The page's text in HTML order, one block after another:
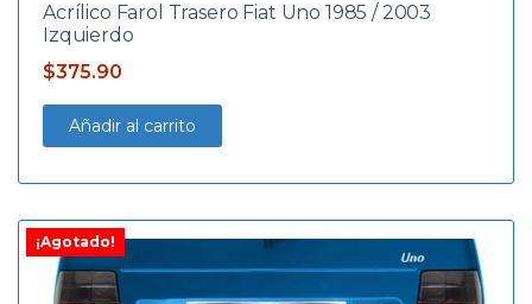
Acrílico Farol Trasero Fiat Uno 1985 / 2003
Izquierdo
$375.90
Añadir al carrito
¡Agotado!